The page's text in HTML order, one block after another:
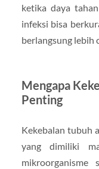
ketika daya
infeksi bisa
berlangsung lebih
Mengapa
Penting
Kekebalan tubuh
yang dimiliki
mikroorganisme